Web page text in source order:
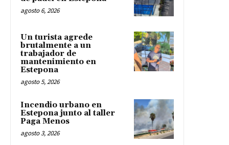
agosto 6, 2026
Un turista agrede
brutalmente a un
trabajador de
mantenimiento en
Estepona
agosto 5, 2026
Incendio urbano en
Estepona junto al taller
Paga Menos
agosto 3, 2026